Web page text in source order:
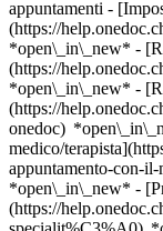
appuntamenti -
(https://
*open\_in\_new* -
(https://
*open\_in\_new* -
(https://
onedoc)
medico/
appuntamento-con-
*open\_in\_new* -
(https://